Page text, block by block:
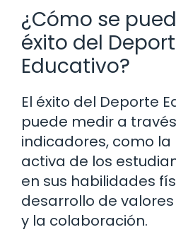
¿Cómo se
éxito del
Educativo?
El éxito del Deporte
puede medir a
indicadores, como
activa de los
en sus habilidades
desarrollo de
y la colaboración.